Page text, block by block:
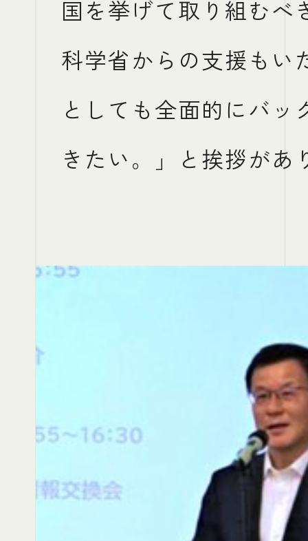
国を挙げて取り組むべ
科学省からの支援もい
としても全面的にバッ
きたい。」と挨拶があ